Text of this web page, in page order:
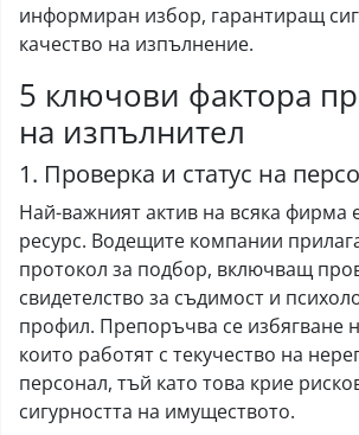
информиран избор, гарантиращ
качество на изпълнение.
5 ключови фактора
на изпълнител
1. Проверка и статус на
Най-важният актив на всяка фирма
ресурс. Водещите компании
протокол за подбор, включващ
свидетелство за съдимост и
профил. Препоръчва се избягване
които работят с текучество на
персонал, тъй като това крие
сигурността на имуществото.